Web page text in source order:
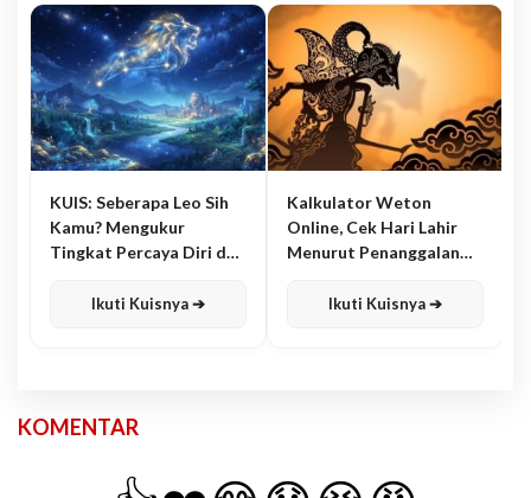
KUIS: Seberapa Leo Sih
Kamu? Mengukur
Tingkat Percaya Diri dan
Ikuti Kuisnya ➔
Kalkulator Weton
Online, Cek Hari Lahir
Menurut Penanggalan
Ikuti Kuisnya ➔
KOMENTAR